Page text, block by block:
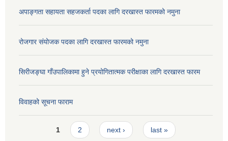
अपाङ्गता सहायता सहजकर्ता पदका लागि दरखास्त फारमको नमुना
रोजगार संयोजक पदका लागि दरखास्त फारमको नमुना
सिरीजङ्घा गाँउपालिकामा हुने प्रयोगितात्मक परीक्षाका लागि दरखास्त फारम
विवाहको सूचना फाराम
Pages1 2 next › last »